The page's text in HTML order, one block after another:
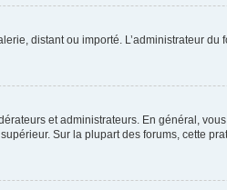
distant ou importé. L’administrateur
et administrateurs. En général,
Sur la plupart des forums, cette